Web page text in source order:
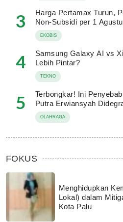
3
Harga Pertamax Turun,
Non-Subsidi per 1
EKOBIS
4
Samsung Galaxy AI vs
Lebih Pintar?
TEKNO
5
Terbongkar! Ini
Putra Erwiansyah
OLAHRAGA
FOKUS
Menghidupkan
Lokal) dalam
Kota Palu